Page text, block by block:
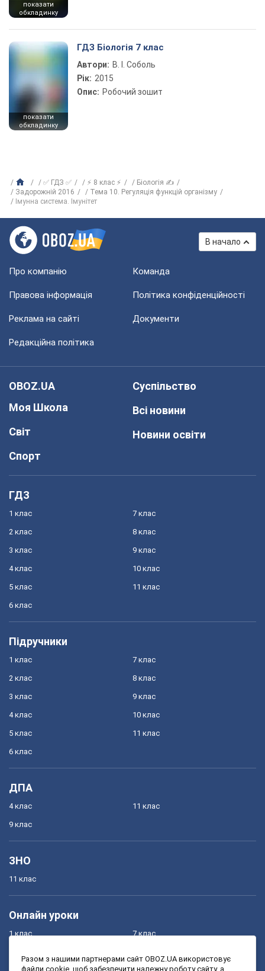
показати
обкладинку
показати
обкладинку
ГДЗ Біологія 7 клас
Автори: В. І. Соболь
Рік: 2015
Опис: Робочий зошит
✅ ГДЗ ✅ ⚡ 8 клас ⚡
Біологія ✍
Задорожній 2016
Тема 10. Регуляція функцій організму
Імунна система. Імунітет
В начало
Про компанію Команда
Правова інформація Політика конфіденційності
Реклама на сайті Документи
Редакційна політика
OBOZ.UA
Моя Школа
Світ
Спорт
Суспільство
Всі новини
Новини освіти
ГДЗ
1 клас
2 клас
3 клас
4 клас
5 клас
6 клас
7 клас
8 клас
9 клас
10 клас
11 клас
Підручники
1 клас
2 клас
3 клас
4 клас
5 клас
6 клас
7 клас
8 клас
9 клас
10 клас
11 клас
ДПА
4 клас
9 клас
11 клас
ЗНО
11 клас
Онлайн уроки
1 клас 7 клас
Разом з нашими партнерами сайт OBOZ.UA використовує
файли cookie, щоб забезпечити належну роботу сайту, а